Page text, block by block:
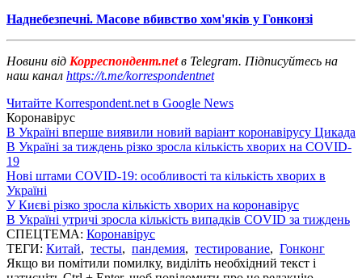
Наднебезпечні. Масове вбивство хом'яків у Гонконзі
Новини від Корреспондент.netв Telegram. Підписуйтесь на
наш канал https://t.me/korrespondentnet
Читайте Korrespondent.net в Google News
Коронавірус
В Україні вперше виявили новий варіант коронавірусу Цикада
В Україні за тиждень різко зросла кількість хворих на COVID-
19
Нові штами COVID-19: особливості та кількість хворих в
Україні
У Києві різко зросла кількість хворих на коронавірус
В Україні утричі зросла кількість випадків COVID за тиждень
СПЕЦТЕМА: Коронавірус
ТЕГИ: Китай, тесты, пандемия, тестирование, Гонконг
Якщо ви помітили помилку, виділіть необхідний текст і